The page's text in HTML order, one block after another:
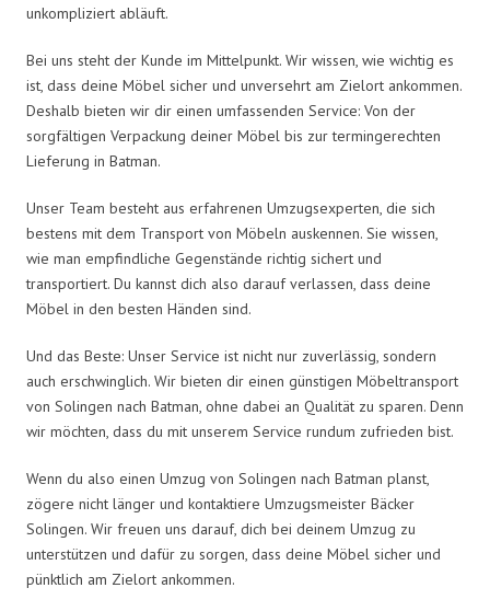
unkompliziert abläuft.
Bei uns steht der Kunde im Mittelpunkt. Wir wissen, wie wichtig es
ist, dass deine Möbel sicher und unversehrt am Zielort ankommen.
Deshalb bieten wir dir einen umfassenden Service: Von der
sorgfältigen Verpackung deiner Möbel bis zur termingerechten
Lieferung in Batman.
Unser Team besteht aus erfahrenen Umzugsexperten, die sich
bestens mit dem Transport von Möbeln auskennen. Sie wissen,
wie man empfindliche Gegenstände richtig sichert und
transportiert. Du kannst dich also darauf verlassen, dass deine
Möbel in den besten Händen sind.
Und das Beste: Unser Service ist nicht nur zuverlässig, sondern
auch erschwinglich. Wir bieten dir einen günstigen Möbeltransport
von Solingen nach Batman, ohne dabei an Qualität zu sparen. Denn
wir möchten, dass du mit unserem Service rundum zufrieden bist.
Wenn du also einen Umzug von Solingen nach Batman planst,
zögere nicht länger und kontaktiere Umzugsmeister Bäcker
Solingen. Wir freuen uns darauf, dich bei deinem Umzug zu
unterstützen und dafür zu sorgen, dass deine Möbel sicher und
pünktlich am Zielort ankommen.